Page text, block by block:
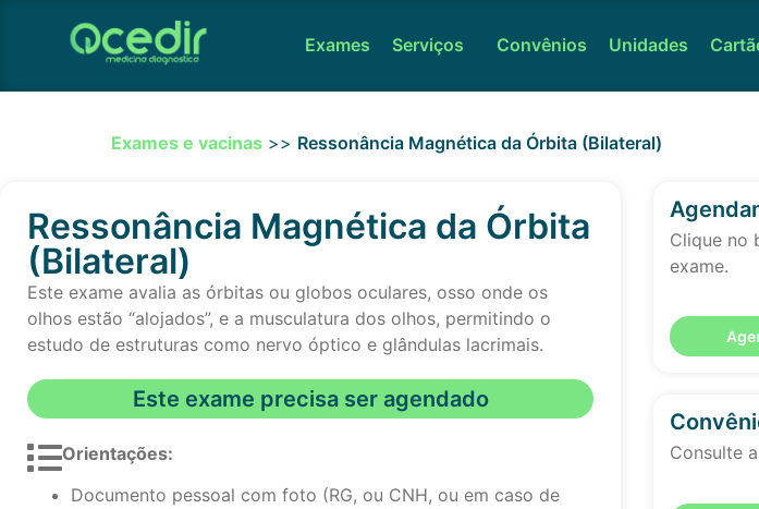
Exames Serviços Convênios Unidades
Exames e vacinas >> Ressonância Magnética da Órbita (Bilateral)
Ressonância Magnética da Órbita
(Bilateral)
Este exame avalia as órbitas ou globos oculares, osso onde os
olhos estão “alojados”, e a musculatura dos olhos, permitindo o
estudo de estruturas como nervo óptico e glândulas lacrimais.
Este exame precisa ser agendado
Orientações:
Documento pessoal com foto (RG, ou CNH, ou em caso de
Clique no
exame.
Consulte